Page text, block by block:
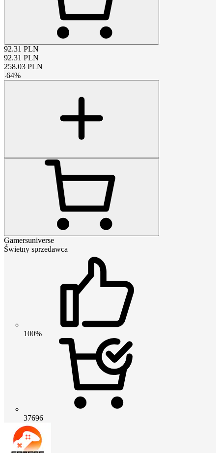
92.31 PLN
92.31 PLN
258.03 PLN
-64%
Gamersuniverse
Świetny sprzedawca
100%
37696